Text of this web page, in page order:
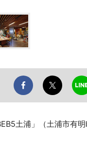
土浦」（土浦市有